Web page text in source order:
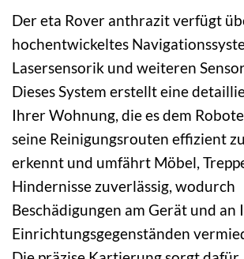
Der eta Rover anthrazit verfügt
hochentwickeltes
Lasersensorik und weiteren
Dieses System erstellt eine
Ihrer Wohnung, die es dem
seine Reinigungsrouten effizient
erkennt und umfährt Möbel,
Hindernisse zuverlässig, wodurch
Beschädigungen am Gerät und an
Einrichtungsgegenständen